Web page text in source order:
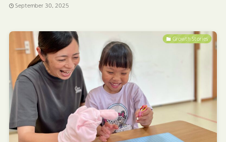
September 30, 2025
Growth Stories